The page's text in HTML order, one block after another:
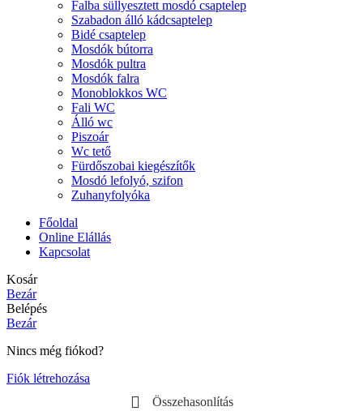
Falba süllyesztett mosdó csaptelep
Szabadon álló kádcsaptelep
Bidé csaptelep
Mosdók bútorra
Mosdók pultra
Mosdók falra
Monoblokkos WC
Fali WC
Álló wc
Piszoár
Wc tető
Fürdőszobai kiegészítők
Mosdó lefolyó, szifon
Zuhanyfolyóka
Főoldal
Online Elállás
Kapcsolat
Kosár
Bezár
Belépés
Bezár
Nincs még fiókod?
Fiók létrehozása
Összehasonlítás